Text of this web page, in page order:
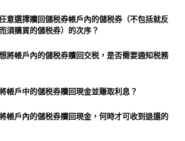
意選擇贖回儲税券帳戶內的儲税券（不包括就反
須購買的儲税券）的次序？
將帳戶內的儲税券贖回交税，是否需要通知税務
帳戶中的儲税券贖回現金並賺取利息？
帳戶內的儲税券贖回現金，何時才可收到退還的